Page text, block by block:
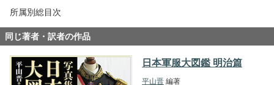
所属別総目次
同じ著者・訳者の作品
日本軍服大図鑑 明治篇
平山晋 編著